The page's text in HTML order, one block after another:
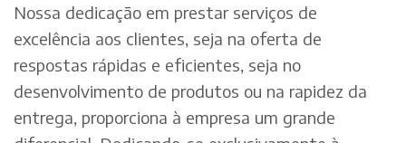
Nossa dedicação em prestar serviços de
excelência aos clientes, seja na oferta de
respostas rápidas e eficientes, seja no
desenvolvimento de produtos ou na rapidez da
entrega, proporciona à empresa um grande